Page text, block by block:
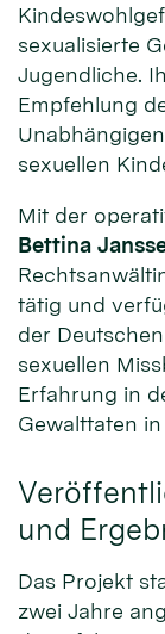
sexualisierte
Jugendliche.
Empfehlung
sexuellen
Mit der
Bettina
tätig und
der
sexuellen
Erfahrung in
Gewalttaten
und
Das Projekt
zwei Jahre